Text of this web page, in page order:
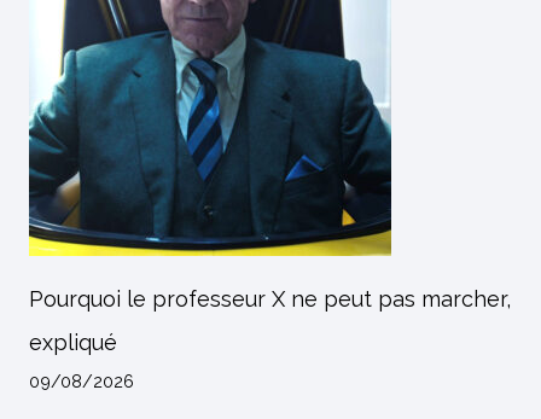
Pourquoi le professeur X ne peut pas marcher,
expliqué
09/08/2026